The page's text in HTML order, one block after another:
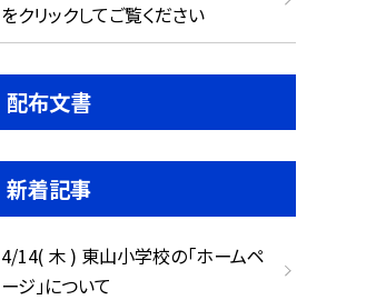
をクリックしてご覧ください
配布文書
新着記事
4/14( 木 ) 東山小学校の「ホームペ
ージ」について